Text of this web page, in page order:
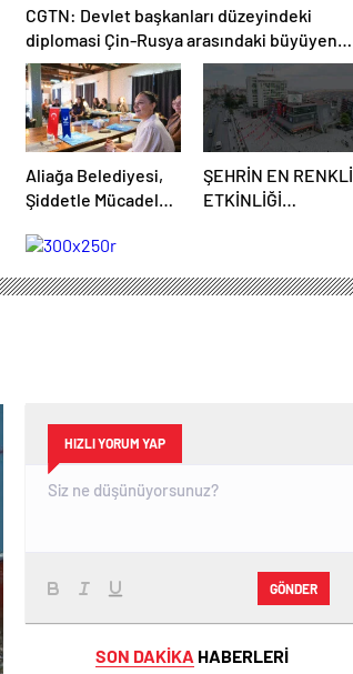
CGTN: Devlet başkanları düzeyindeki
diplomasi Çin-Rusya arasındaki büyüyen
ortaklığı güçlendiriyor
Aliağa Belediyesi,
Şiddetle Mücadele
Sahipliği Yaptı
ŞEHRİN EN RENKLİ
ETKİNLİĞİ
FESTİVALİ”
HEYECANI
HIZLI YORUM YAP
GÖNDER
SON DAKİKA HABERLERİ